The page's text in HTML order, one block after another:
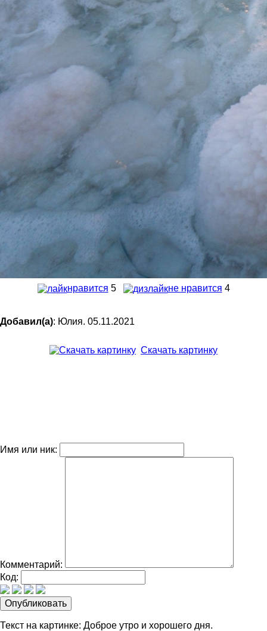
нравится 5 не нравится 4
Добавил(а): Юлия. 05.11.2021
Скачать картинку
Имя или ник:
Комментарий:
Код:
Текст на картинке: Доброе утро и хорошего дня.